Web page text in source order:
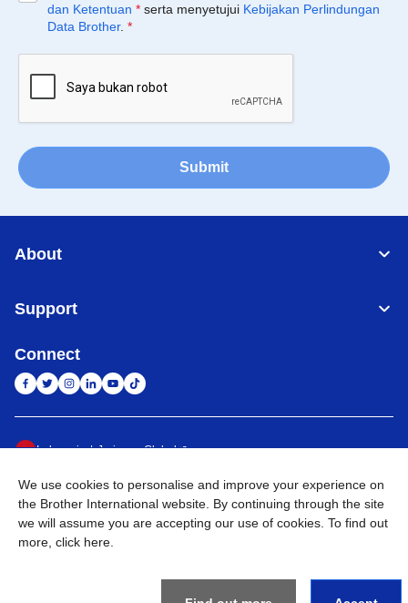
dan Ketentuan * serta menyetujui Kebijakan Perlindungan
Data Brother. *
Submit
About
Support
Connect
Indonesia Jaringan Global
Privacy Policy Ketentuan Penggunaan Site Map Kunjungi Situs Global
©2026BROTHER INTERNATIONAL SALES INDONESIA All
We use cookies to personalise and improve your experience on
the Brother International website. By continuing through the site
we will assume you are accepting our use of cookies. To find out
more, click here